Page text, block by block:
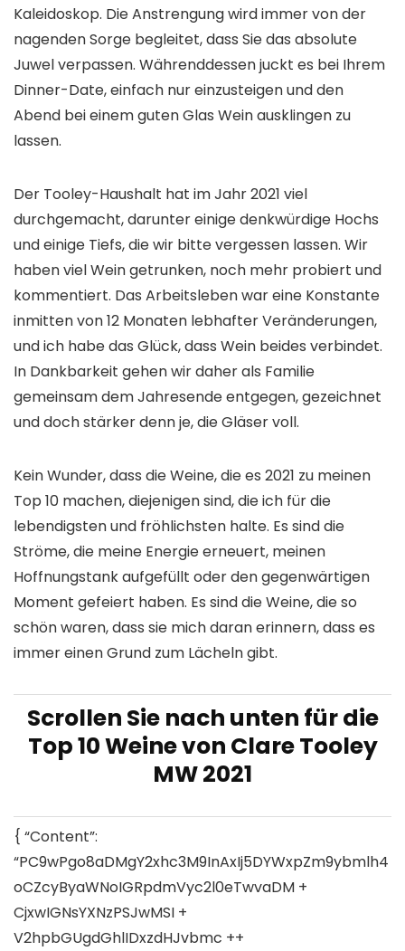
Kaleidoskop. Die Anstrengung wird immer von der
nagenden Sorge begleitet, dass Sie das absolute
Juwel verpassen. Währenddessen juckt es bei Ihrem
Dinner-Date, einfach nur einzusteigen und den
Abend bei einem guten Glas Wein ausklingen zu
lassen.
Der Tooley-Haushalt hat im Jahr 2021 viel
durchgemacht, darunter einige denkwürdige Hochs
und einige Tiefs, die wir bitte vergessen lassen. Wir
haben viel Wein getrunken, noch mehr probiert und
kommentiert. Das Arbeitsleben war eine Konstante
inmitten von 12 Monaten lebhafter Veränderungen,
und ich habe das Glück, dass Wein beides verbindet.
In Dankbarkeit gehen wir daher als Familie
gemeinsam dem Jahresende entgegen, gezeichnet
und doch stärker denn je, die Gläser voll.
Kein Wunder, dass die Weine, die es 2021 zu meinen
Top 10 machen, diejenigen sind, die ich für die
lebendigsten und fröhlichsten halte. Es sind die
Ströme, die meine Energie erneuert, meinen
Hoffnungstank aufgefüllt oder den gegenwärtigen
Moment gefeiert haben. Es sind die Weine, die so
schön waren, dass sie mich daran erinnern, dass es
immer einen Grund zum Lächeln gibt.
Scrollen Sie nach unten für die
Top 10 Weine von Clare Tooley
MW 2021
{ “Content”:
“PC9wPgo8aDMgY2xhc3M9InAxIj5DYWxpZm9ybmlh4
oCZcyByaWNoIGRpdmVyc2l0eTwvaDM +
CjxwIGNsYXNzPSJwMSI +
V2hpbGUgdGhlIDxzdHJvbmc ++